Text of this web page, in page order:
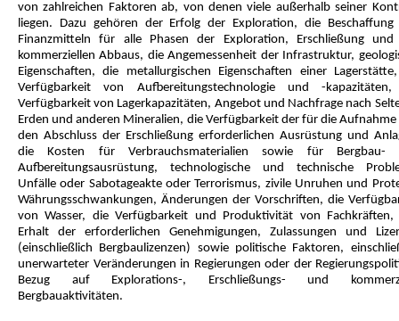
von zahlreichen Faktoren ab, von denen viele außerhalb seiner
liegen. Dazu gehören der Erfolg der Exploration, die Beschaffung
Finanzmitteln für alle Phasen der Exploration, Erschließung und
kommerziellen Abbaus, die Angemessenheit der Infrastruktur,
Eigenschaften, die metallurgischen Eigenschaften einer
Verfügbarkeit von Aufbereitungstechnologie und -
Verfügbarkeit von Lagerkapazitäten, Angebot und Nachfrage nach
Erden und anderen Mineralien, die Verfügbarkeit der für die
den Abschluss der Erschließung erforderlichen Ausrüstung und
die Kosten für Verbrauchsmaterialien sowie für Bergbau-
Aufbereitungsausrüstung, technologische und technische
Unfälle oder Sabotageakte oder Terrorismus, zivile Unruhen und
Währungsschwankungen, Änderungen der Vorschriften, die
von Wasser, die Verfügbarkeit und Produktivität von Fachkräften,
Erhalt der erforderlichen Genehmigungen, Zulassungen und
(einschließlich Bergbaulizenzen) sowie politische Faktoren,
unerwarteter Veränderungen in Regierungen oder der
Bezug auf Explorations-, Erschließungs- und
Bergbauaktivitäten.